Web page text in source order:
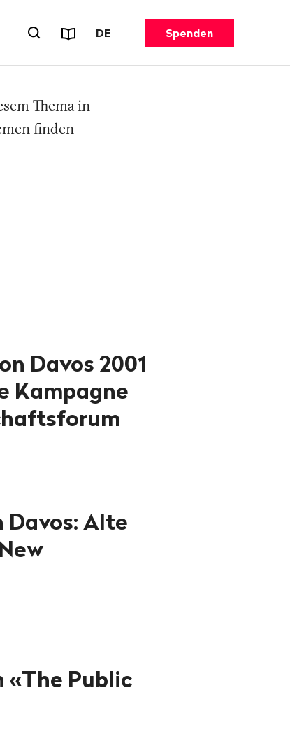
Suchformular öffnen
Reports & Flyer
DESPRACHE WECHSELN. AKTUELL
Spenden
Thema in
finden
Davos 2001
Kampagne
Davos: Alte
«The Public